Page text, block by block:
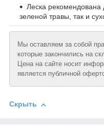
Леска рекомендована
зеленой травы, так и
Мы оставляем за собой
которые закончились на
Цена на сайте носит
является публичной
Скрыть